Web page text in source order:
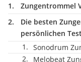
Zungentrommel
Die besten
persönlichen
Sonodrum
Melobeat